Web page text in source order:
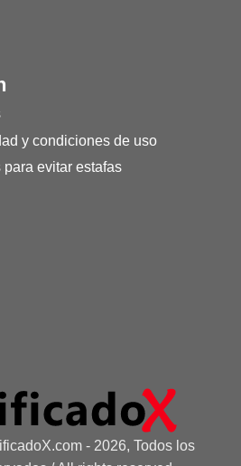
y condiciones de uso
evitar estafas
- 2026, Todos los